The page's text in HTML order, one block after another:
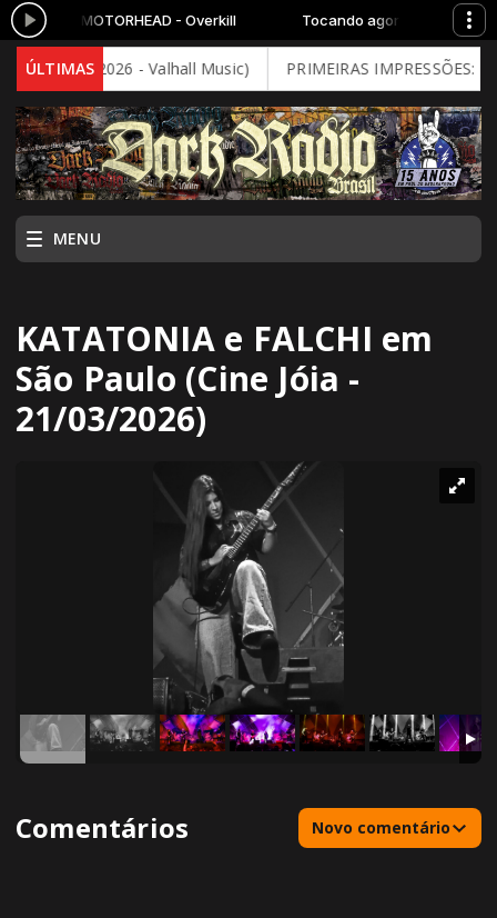
agora: MOTORHEAD - Overkill Tocando agora:
ÚLTIMAS
God (2026 - Valhall Music) PRIMEIRAS IMPRESSÕES:
MENU
KATATONIA e FALCHI em
São Paulo (Cine Jóia -
21/03/2026)
Comentários Novo comentário